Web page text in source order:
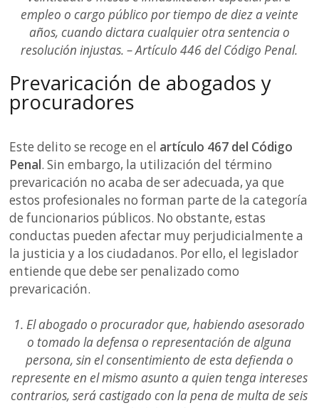
empleo o cargo público por tiempo de diez a veinte
años, cuando dictara cualquier otra sentencia o
resolución injustas. – Artículo 446 del Código Penal.
Prevaricación de abogados y
procuradores
Este delito se recoge en el artículo 467 del Código
Penal. Sin embargo, la utilización del término
prevaricación no acaba de ser adecuada, ya que
estos profesionales no forman parte de la categoría
de funcionarios públicos. No obstante, estas
conductas pueden afectar muy perjudicialmente a
la justicia y a los ciudadanos. Por ello, el legislador
entiende que debe ser penalizado como
prevaricación.
1. El abogado o procurador que, habiendo asesorado
o tomado la defensa o representación de alguna
persona, sin el consentimiento de esta defienda o
represente en el mismo asunto a quien tenga intereses
contrarios, será castigado con la pena de multa de seis